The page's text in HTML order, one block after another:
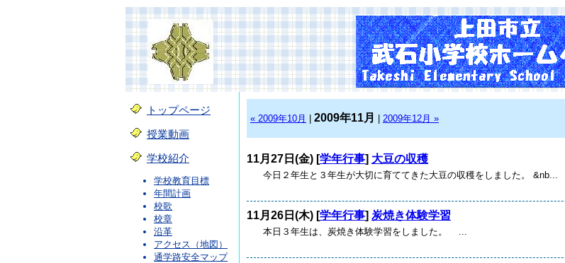
トップページ
授業動画
学校紹介
学校教育目標
年間計画
校歌
校章
沿革
アクセス（地図）
通学路安全マップ
« 2009年10月 2009年11月 2009年12月 »
11月27日(金) [学年行事] 大豆の収穫
今日２年生と３年生が大切に育ててきた大豆の収穫をしました。 &nb...
11月26日(木) [学年行事] 炭焼き体験学習
本日３年生は、炭焼き体験学習をしました。 ...